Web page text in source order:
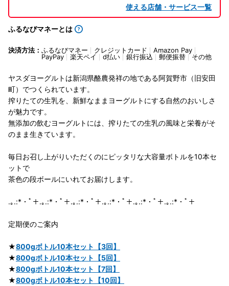
使える店舗・サービス一覧
ふるなびマネーとは
決済方法： ふるなびマネー クレジットカード
Amazon Pay
PayPay
楽天ペイ d払い 銀行振込 郵便振替 その他
ヤスダヨーグルトは新潟県酪農発祥の地である阿賀野市（旧安田
町）でつくられています。
搾りたての生乳を、新鮮なままヨーグルトにする自然のおいしさ
が魅力です。
無添加の飲むヨーグルトには、搾りたての生乳の風味と栄養がそ
のまま生きています。
毎日お召し上がりいただくのにピッタリな大容量ボトルを10本セ
ットで
茶色の段ボールにいれてお届けします。
.｡.:*・ﾟ＋.｡.:*・ﾟ＋.｡.:*・ﾟ＋.｡.:*・ﾟ＋.｡.:*・ﾟ＋.｡.:*・ﾟ＋
定期便のご案内
★800gボトル10本セット【3回】
★800gボトル10本セット【5回】
★800gボトル10本セット【7回】
★800gボトル10本セット【10回】